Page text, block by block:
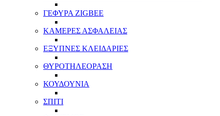
ΓΕΦΥΡΑ ZIGBEE
ΚΑΜΕΡΕΣ ΑΣΦΑΛΕΙΑΣ
ΕΞΥΠΝΕΣ ΚΛΕΙΔΑΡΙΕΣ
ΘΥΡΟΤΗΛΕΟΡΑΣΗ
ΚΟΥΔΟΥΝΙΑ
ΣΠΙΤΙ